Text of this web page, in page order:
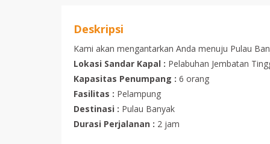
Deskripsi
Kami akan mengantarkan Anda menuju Pulau
Lokasi Sandar Kapal : Pelabuhan Jembatan
Kapasitas Penumpang : 6 orang
Fasilitas : Pelampung
Destinasi : Pulau Banyak
Durasi Perjalanan : 2 jam